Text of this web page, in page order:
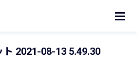
2021-08-13 5.49.30